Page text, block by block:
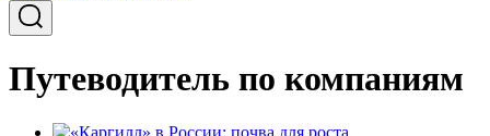
Путеводитель по компаниям